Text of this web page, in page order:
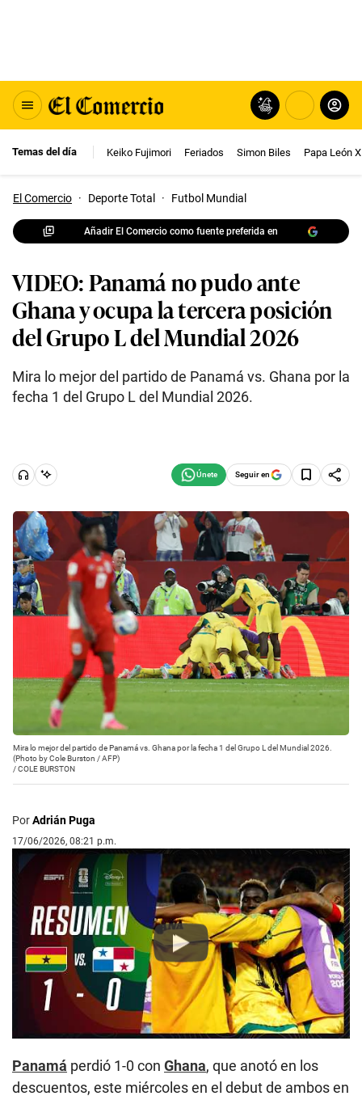
Temas del día Keiko Fujimori Feriados Simon Biles Papa León
El Comercio · Deporte Total · Futbol Mundial
Añadir El Comercio como fuente preferida en
VIDEO: Panamá no pudo ante
Ghana y ocupa la tercera posición
del Grupo L del Mundial 2026
Mira lo mejor del partido de Panamá vs. Ghana por la
fecha 1 del Grupo L del Mundial 2026.
Seguir en
Mira lo mejor del partido de Panamá vs. Ghana por la fecha 1 del Grupo L del Mundial 2026.
(Photo by Cole Burston / AFP)
/COLE BURSTON
PorAdrián Puga
17/06/2026, 08:21 p.m.
Play
Panamá perdió 1-0 con Ghana, que anotó en los
descuentos, este miércoles en el debut de ambos en